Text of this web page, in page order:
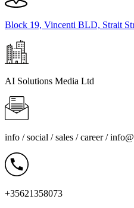
Block 19, Vincenti BLD, Strait
AI Solutions Media Ltd
info / social / sales / career /
+35621358073